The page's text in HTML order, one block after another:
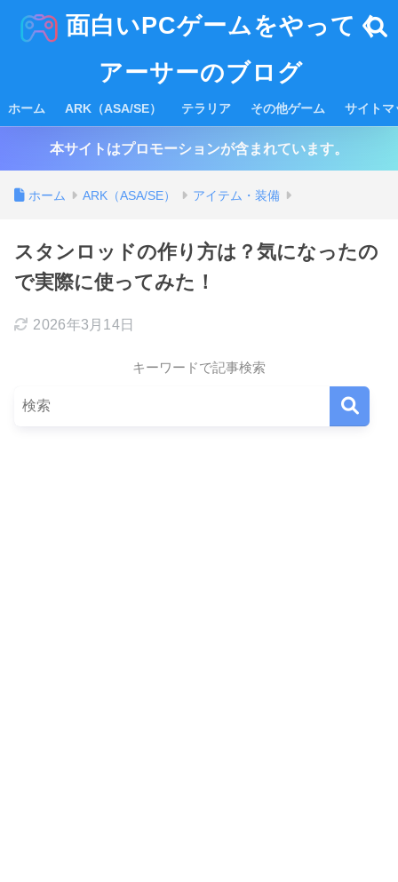
面白いPCゲームをやってく
アーサーのブログ
ホーム ARK（ASA/SE） テラリア その他ゲーム サイトマ
本サイトはプロモーションが含まれています。
ホーム ARK（ASA/SE） アイテム・装備
スタンロッドの作り方は？気になったの
で実際に使ってみた！
2026年3月14日
キーワードで記事検索